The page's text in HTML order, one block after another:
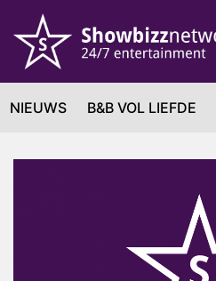
NIEUWS B&B VOL LIEFDE